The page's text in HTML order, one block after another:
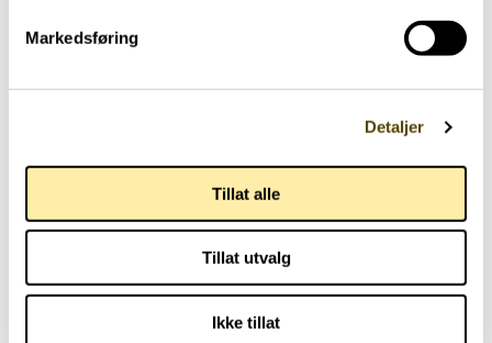
Markedsføring
Detaljer
Tillat alle
Tillat utvalg
Ikke tillat
fordi vi forsker på noe som faktisk kan
forandre liv, sier nevrolog og forsker
Lasse Pihlstrøm.
– Dette er en sykdom der vi tror det er mulig å
bremse utviklingen – og på sikt kanskje stoppe